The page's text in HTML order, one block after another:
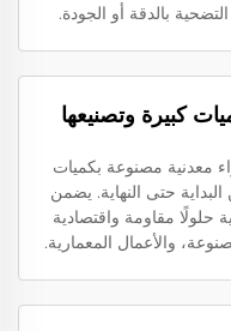
بالدقة أو الجودة.
كبيرة وتصنيعها
معدنية مصنوعة بكميات
حتى النهاية. يضمن
حلولًا مقاومة واقتصادية
والأعمال المعمارية.